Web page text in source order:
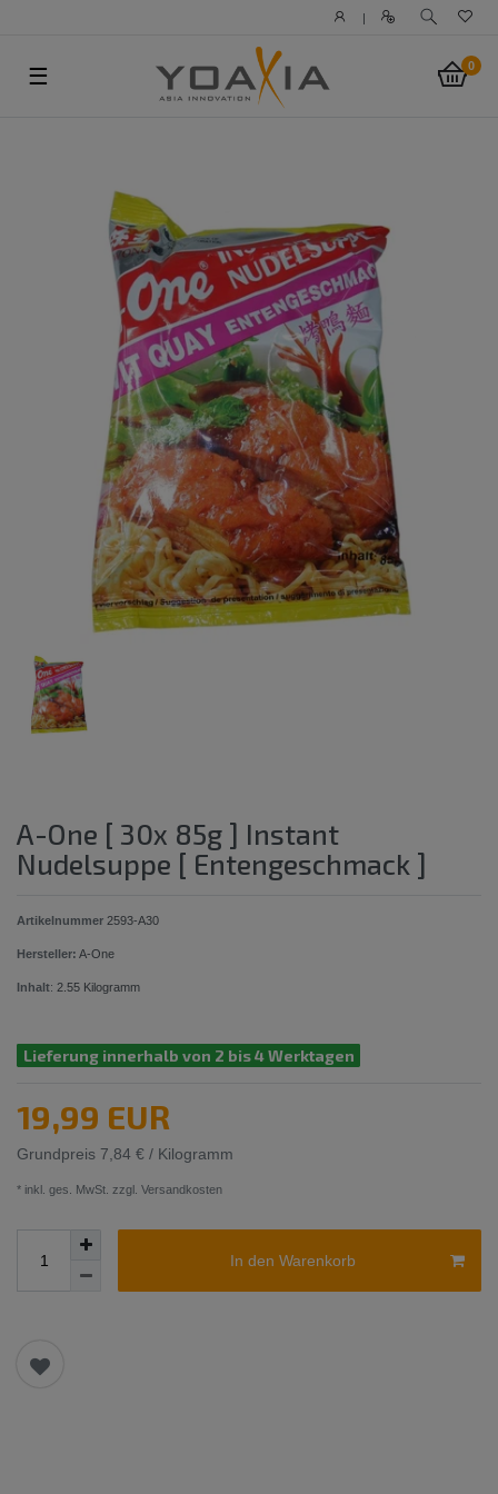
|
0
☰
A-One [ 30x 85g ] Instant
Nudelsuppe [ Entengeschmack ]
Artikelnummer 2593-A30
Hersteller: A-One
Inhalt: 2.55 Kilogramm
Lieferung innerhalb von 2 bis 4 Werktagen
19,99 EUR
Grundpreis 7,84 € / Kilogramm
* inkl. ges. MwSt. zzgl. Versandkosten
In den Warenkorb